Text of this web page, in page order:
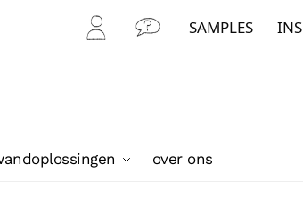
Mijn
Con
SAMPLES
over ons